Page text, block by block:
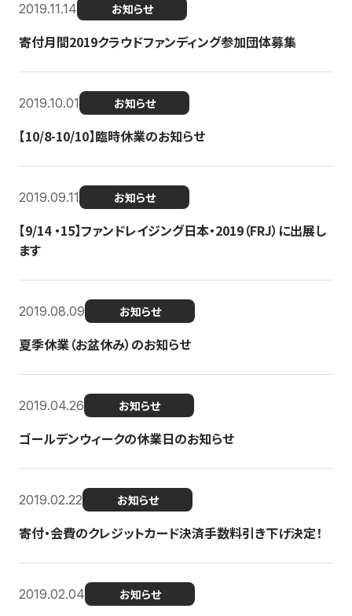
2019.11.14 お知らせ
寄付月間2019クラウドファンディング参加団体募集
2019.10.01 お知らせ
【10/8-10/10】臨時休業のお知らせ
2019.09.11 お知らせ
【9/14 ・15】ファンドレイジング日本・2019（FRJ）に出展し
ます
2019.08.09 お知らせ
夏季休業（お盆休み）のお知らせ
2019.04.26 お知らせ
ゴールデンウィークの休業日のお知らせ
2019.02.22 お知らせ
寄付・会費のクレジットカード決済手数料引き下げ決定！
2019.02.04 お知らせ